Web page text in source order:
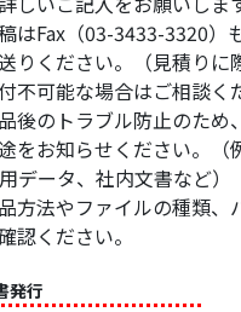
はFax（03-3433-3320）
りください。（見積りに
不可能な場合はご相談く
後のトラブル防止のため
をお知らせください。（
データ、社内文書など）
方法やファイルの種類、
認ください。
発行